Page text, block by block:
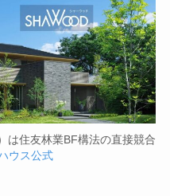
は住友林業BF構法の直接競合
ウス公式